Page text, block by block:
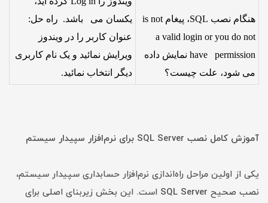
هنگام نصب SQL، پیغام is not
a valid login or you do not
have permission نمایش داده
می شود، علت چیست؟
یکسان می باشد. راه حل:
عنوان کاربر را در ویندوز
ویرایش نمائید و یک نام کاربری
دیگر انتخاب نمائید.
آموزش کامل نصب SQL Server برای نرم‌افزار سپیدار سیستم
یکی از اولین مراحل راه‌اندازی نرم‌افزار حسابداری سپیدار سیستم،
نصب صحیح SQL Server است. این بخش زیربنای اصلی برای